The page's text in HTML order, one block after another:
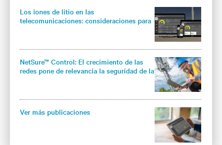
Los iones de litio en las
telecomunicaciones: consideraciones para
NetSure™ Control: El crecimiento de las
redes pone de relevancia la seguridad de la
Ver más publicaciones